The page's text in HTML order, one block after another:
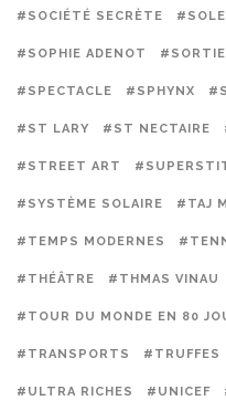
#SOCIÉTÉ SECRÈTE
#SOPHIE ADENOT
#SPECTACLE #SPHYNX
#ST LARY #ST NECTAIRE
#STREET ART
#SYSTÈME SOLAIRE #TAJ
#TEMPS MODERNES
#THÉÂTRE #THMAS VINAU
#TOUR DU MONDE EN 80
#TRANSPORTS #TRUFFES
#ULTRA RICHES #UNICEF